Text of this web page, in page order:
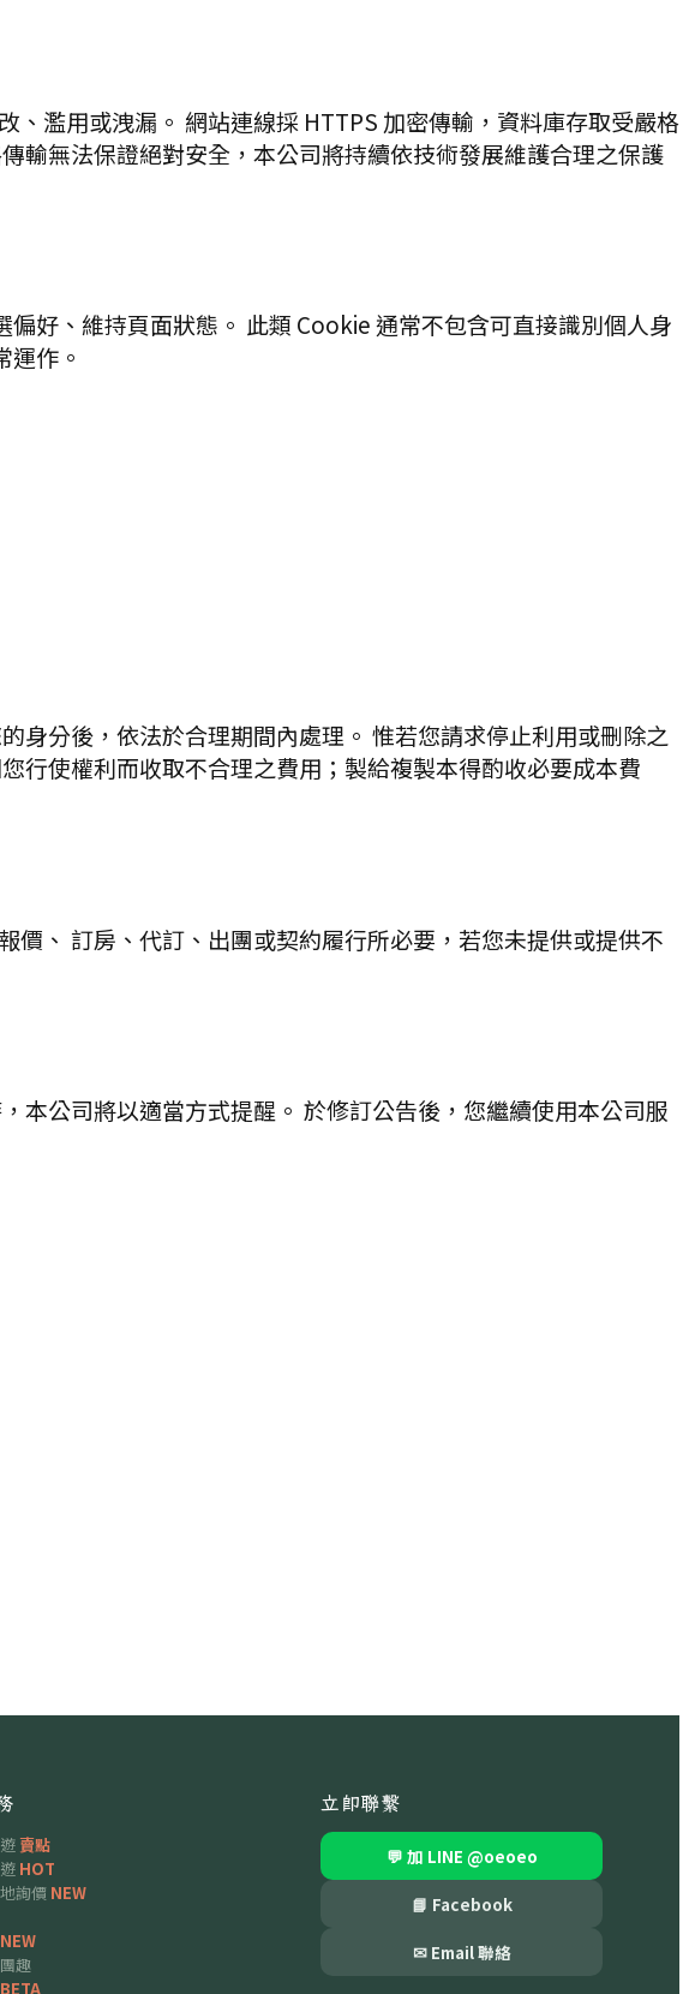
濫用或洩漏。 網站連線採 HTTPS 加密傳輸，資料庫存取受嚴格
輸無法保證絕對安全，本公司將持續依技術發展維護合理之保護
好、維持頁面狀態。 此類 Cookie 通常不包含可直接識別個人身
作。
身分後，依法於合理期間內處理。 惟若您請求停止利用或刪除之
行使權利而收取不合理之費用；製給複製本得酌收必要成本費
、 訂房、代訂、出團或契約履行所必要，若您未提供或提供不
本公司將以適當方式提醒。 於修訂公告後，您繼續使用本公司服
賣點
HOT
詢價 NEW
NEW
趣
BETA
立即聯繫
💬 加 LINE @oeoeo
📘 Facebook
✉ Email 聯絡